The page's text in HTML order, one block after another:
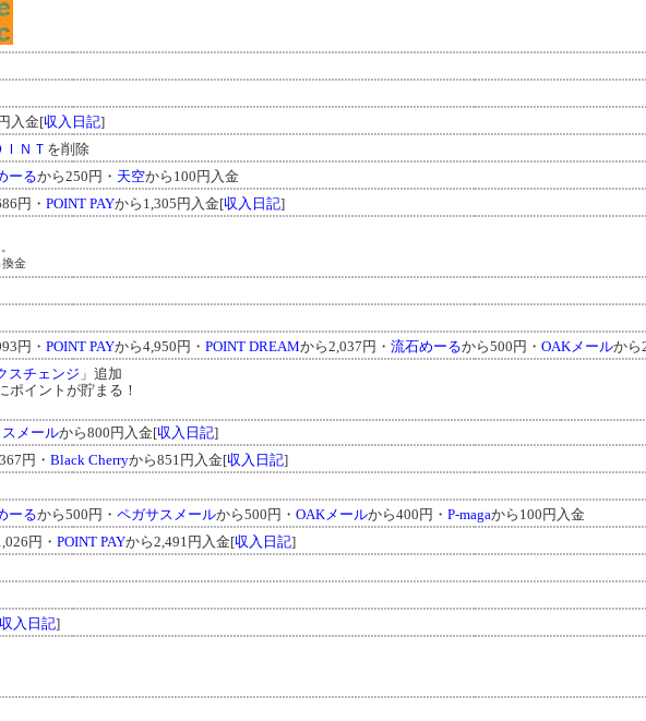
入金[収入日記]
ＮＴ を削除
ーるから250円・ 天空から100円入金
円・ POINT PAYから1,305円入金[収入日記]
金
円・ POINT PAYから4,950円・ POINT DREAMから2,037円・ 流石めーるから500円・ OAKメールから
スチェンジ 」追加
ポイントが貯まる！
メールから800円入金[収入日記]
円・ Black Cherryから851円入金[収入日記]
ーるから500円・ ペガサスメールから500円・ OAKメールから400円・ P-magaから100円入金
円・ POINT PAYから2,491円入金[収入日記]
収入日記]